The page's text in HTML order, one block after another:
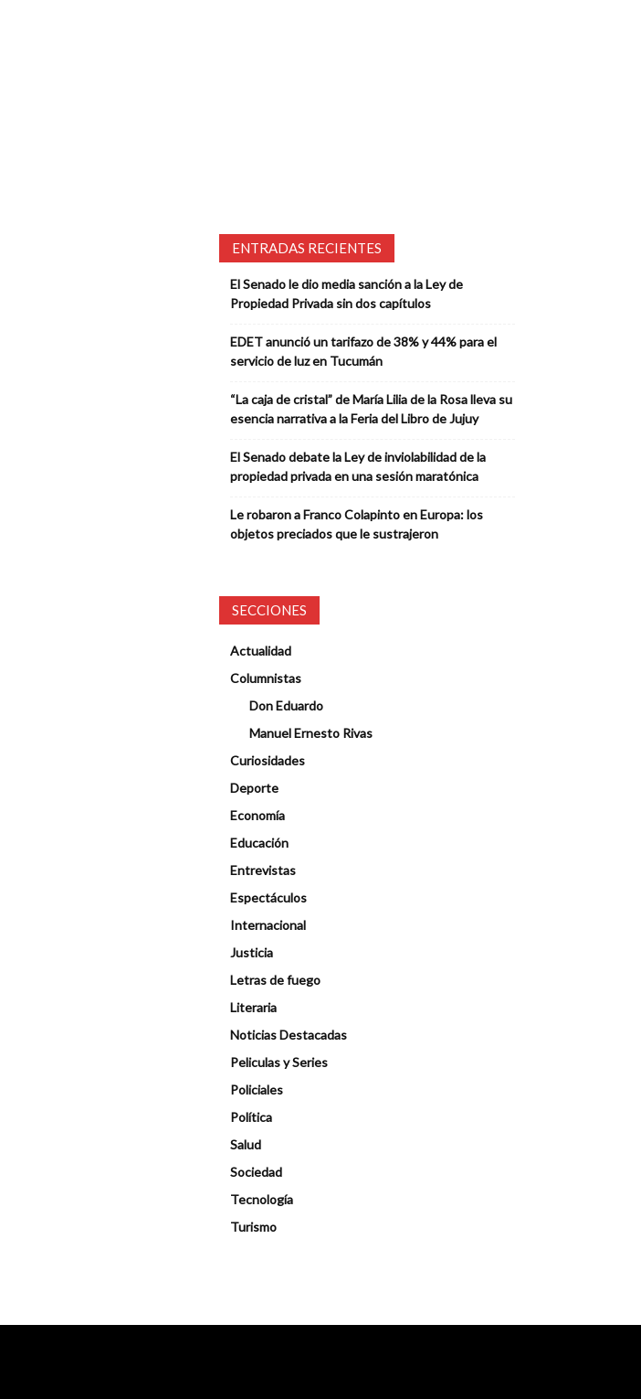
ENTRADAS RECIENTES
El Senado le dio media sanción a la Ley de
Propiedad Privada sin dos capítulos
EDET anunció un tarifazo de 38% y 44% para el
servicio de luz en Tucumán
“La caja de cristal” de María Lilia de la Rosa lleva su
esencia narrativa a la Feria del Libro de Jujuy
El Senado debate la Ley de inviolabilidad de la
propiedad privada en una sesión maratónica
Le robaron a Franco Colapinto en Europa: los
objetos preciados que le sustrajeron
SECCIONES
Actualidad
Columnistas
Don Eduardo
Manuel Ernesto Rivas
Curiosidades
Deporte
Economía
Educación
Entrevistas
Espectáculos
Internacional
Justicia
Letras de fuego
Literaria
Noticias Destacadas
Peliculas y Series
Policiales
Política
Salud
Sociedad
Tecnología
Turismo